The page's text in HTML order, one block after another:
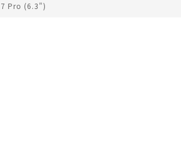
Pro (6.3")